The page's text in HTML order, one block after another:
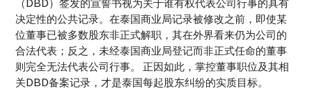
（DBD）签发的宣誓书视为关于谁有权代表公司行事的具有
决定性的公共记录。在泰国商业局记录被修改之前，即使某
位董事已被多数股东非正式解职，其在外界看来仍为公司的
合法代表；反之，未经泰国商业局登记而非正式任命的董事
则完全无法代表公司行事。 正因如此，掌控董事职位及其相
关DBD备案记录，才是泰国每起股东纠纷的实质目标。